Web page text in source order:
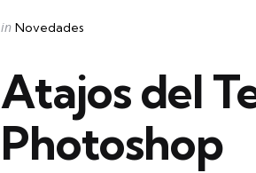
Categories
Posted
in Novedades
Atajos del
Photoshop